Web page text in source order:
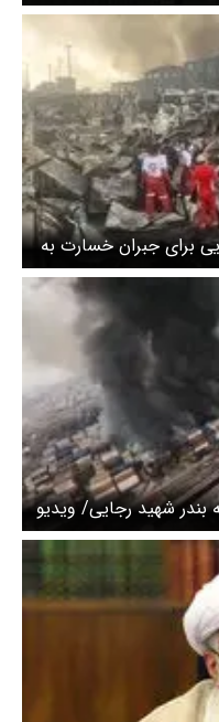
برای جبران خسارت به
بندر شهید رجایی/ ویدیو